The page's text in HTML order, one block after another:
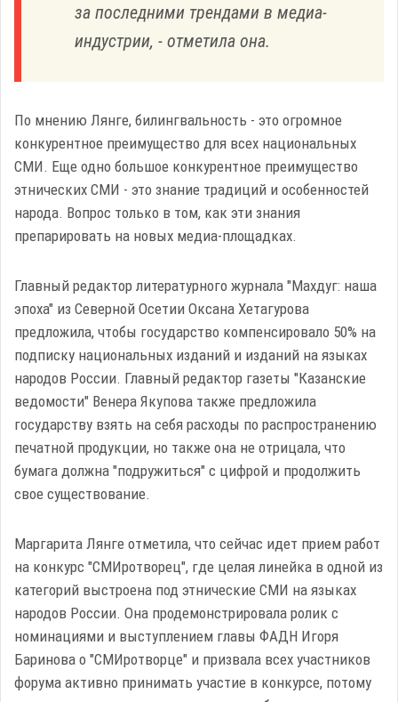
за последними трендами в медиа-
индустрии, - отметила она.
По мнению Лянге, билингвальность - это огромное
конкурентное преимущество для всех национальных
СМИ. Еще одно большое конкурентное преимущество
этнических СМИ - это знание традиций и особенностей
народа. Вопрос только в том, как эти знания
препарировать на новых медиа-площадках.
Главный редактор литературного журнала "Махдуг: наша
эпоха" из Северной Осетии Оксана Хетагурова
предложила, чтобы государство компенсировало 50% на
подписку национальных изданий и изданий на языках
народов России. Главный редактор газеты "Казанские
ведомости" Венера Якупова также предложила
государству взять на себя расходы по распространению
печатной продукции, но также она не отрицала, что
бумага должна "подружиться" с цифрой и продолжить
свое существование.
Маргарита Лянге отметила, что сейчас идет прием работ
на конкурс "СМИротворец", где целая линейка в одной из
категорий выстроена под этнические СМИ на языках
народов России. Она продемонстрировала ролик с
номинациями и выступлением главы ФАДН Игоря
Баринова о "СМИротворце" и призвала всех участников
форума активно принимать участие в конкурсе, потому